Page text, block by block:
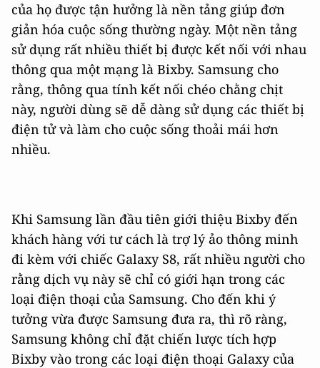
của họ được tận hưởng là nền tảng giúp đơn
giản hóa cuộc sống thường ngày. Một nền tảng
sử dụng rất nhiều thiết bị được kết nối với nhau
thông qua một mạng là Bixby. Samsung cho
rằng, thông qua tính kết nối chéo chằng chịt
này, người dùng sẽ dễ dàng sử dụng các thiết bị
điện tử và làm cho cuộc sống thoải mái hơn
nhiều.
Khi Samsung lần đầu tiên giới thiệu Bixby đến
khách hàng với tư cách là trợ lý ảo thông minh
đi kèm với chiếc Galaxy S8, rất nhiều người cho
rằng dịch vụ này sẽ chỉ có giới hạn trong các
loại điện thoại của Samsung. Cho đến khi ý
tưởng vừa được Samsung đưa ra, thì rõ ràng,
Samsung không chỉ đặt chiến lược tích hợp
Bixby vào trong các loại điện thoại Galaxy của